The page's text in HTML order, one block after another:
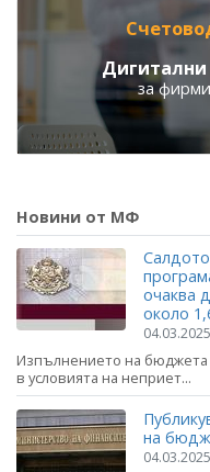
Дигитални
за
Новини от МФ
очаква
около
04.03.2025
Изпълнението на бюджета
в условията на неприет...
на
04.03.2025